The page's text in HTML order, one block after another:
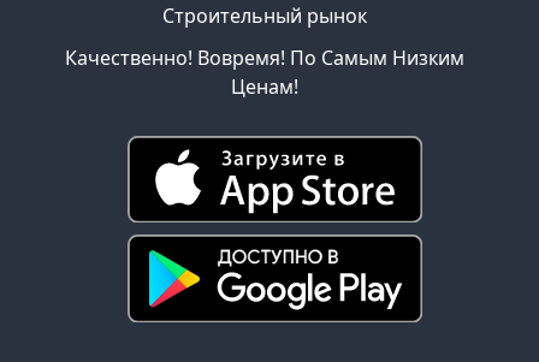
Строительный рынок
Качественно! Вовремя! По Самым Низким
Ценам!